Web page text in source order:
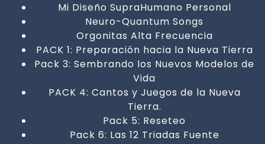
Mi Diseño SupraHumano Personal
Neuro-Quantum Songs
Orgonitas Alta Frecuencia
PACK 1: Preparación hacia la Nueva Tierra
Pack 3: Sembrando los Nuevos Modelos de
Vida
PACK 4: Cantos y Juegos de la Nueva
Tierra.
Pack 5: Reseteo
Pack 6: Las 12 Triadas Fuente